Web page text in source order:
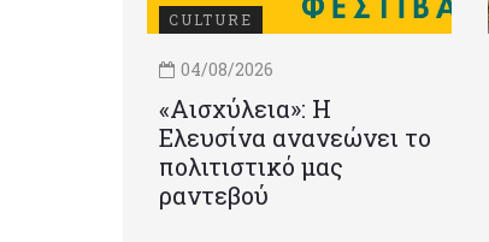
CULTURE
04/08/2026
«Αισχύλεια»: Η
Ελευσίνα ανανεώνει το
πολιτιστικό μας
ραντεβού